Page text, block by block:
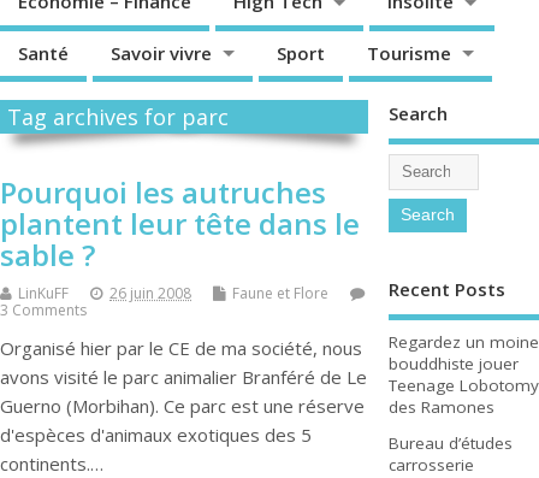
Santé Savoir vivre Sport Tourisme
Tag archives for parc
Pourquoi les autruches
plantent leur tête dans le
sable ?
LinKuFF 26 juin 2008
Faune et Flore
3 Comments
Organisé hier par le CE de ma société, nous
avons visité le parc animalier Branféré de Le
Guerno (Morbihan). Ce parc est une réserve
d'espèces d'animaux exotiques des 5
continents.…
Search
Recent Posts
Regardez un moine
bouddhiste jouer
Teenage Lobotomy
des Ramones
Bureau d’études
carrosserie